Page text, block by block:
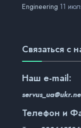
Engineering 11
Связаться с
Наш e-mail:
Телефон и